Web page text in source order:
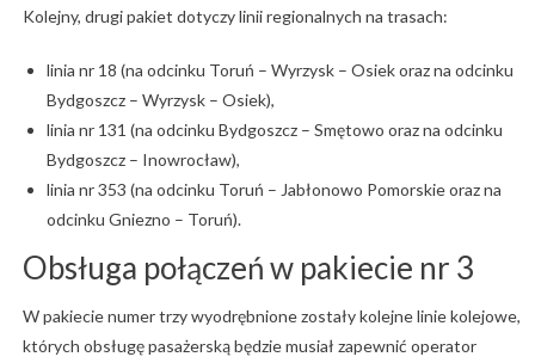
Kolejny, drugi pakiet dotyczy linii regionalnych na trasach:
linia nr 18 (na odcinku Toruń – Wyrzysk – Osiek oraz na odcinku
Bydgoszcz – Wyrzysk – Osiek),
linia nr 131 (na odcinku Bydgoszcz – Smętowo oraz na odcinku
Bydgoszcz – Inowrocław),
linia nr 353 (na odcinku Toruń – Jabłonowo Pomorskie oraz na
odcinku Gniezno – Toruń).
Obsługa połączeń w pakiecie nr 3
W pakiecie numer trzy wyodrębnione zostały kolejne linie kolejowe,
których obsługę pasażerską będzie musiał zapewnić operator